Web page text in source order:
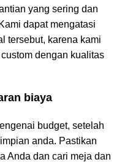
yang sering dan
dapat mengatasi
tersebut, karena kami
dengan kualitas
biaya
budget, setelah
anda. Pastikan
Anda dan cari meja dan